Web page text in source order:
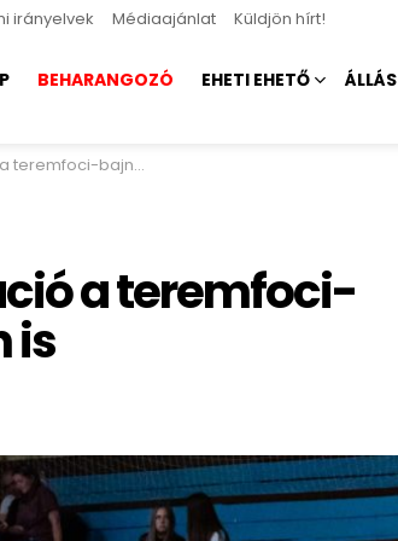
irányelvek Médiaajánlat Küldjön hírt!
BEHARANGOZÓ EHETI EHETŐ ÁLLÁS
bajnokságban is
a teremfoci-
is